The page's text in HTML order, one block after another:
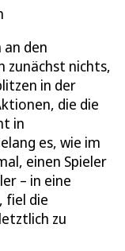
den
zunächst nichts,
in der
die die
in
es, wie im
einen Spieler
– in eine
fiel die
zu